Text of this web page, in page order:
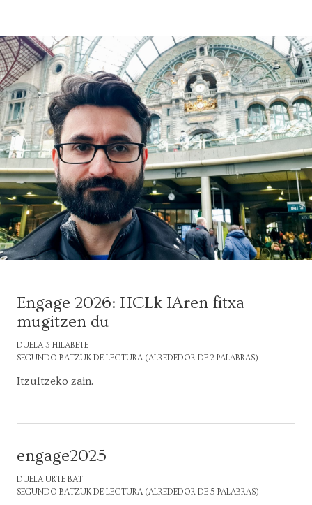
Engage 2026: HCLk IAren fitxa
mugitzen du
DUELA 3 HILABETE
SEGUNDO BATZUK DE LECTURA (ALREDEDOR DE 2 PALABRAS)
Itzultzeko zain.
engage2025
DUELA URTE BAT
SEGUNDO BATZUK DE LECTURA (ALREDEDOR DE 5 PALABRAS)